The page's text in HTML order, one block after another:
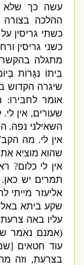
עשה כך שלא
ההלכה בצורה
כשתי גריסין על
כשני גריסין
מתגלה בהקשר
בֵּיתוֹ נִגָּרוֹת בְּיוֹם
שיגרה הקדוש
אומר לחבירו:
שעורים,אין לי .
השאילני נפה.
אין לי .מה הקב"
שהוא מוציא את
אין לי כלום?ראו
תמרים יש כאן.
אליעזר מייתי
שקע ביתא באלין
עליו באה צרעת
אמנם נאמר
עוד חטאים[שם
בצרעת,וזה